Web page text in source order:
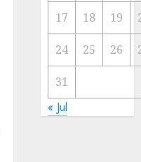
17 18 19
24 25 26
31
« Jul